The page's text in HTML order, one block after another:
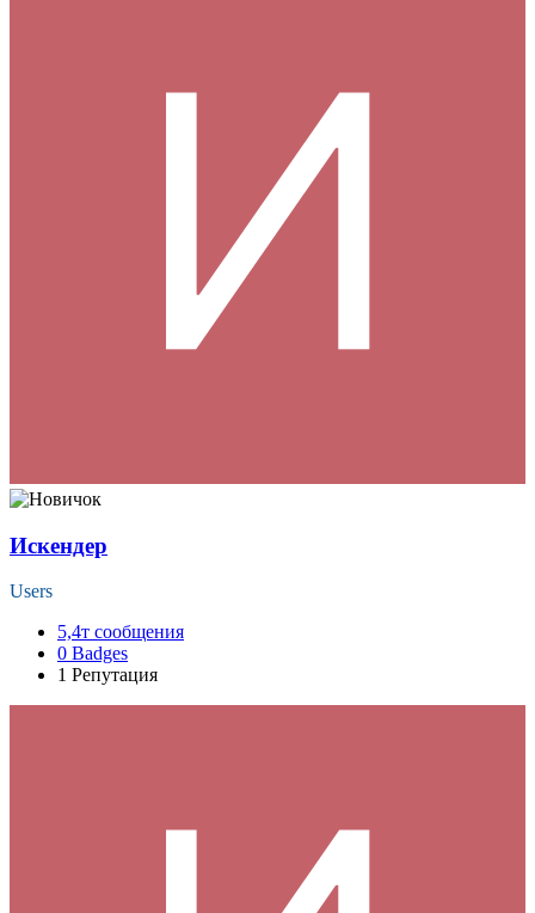
Искендер
Users
5,4т сообщения
0 Badges
1 Репутация